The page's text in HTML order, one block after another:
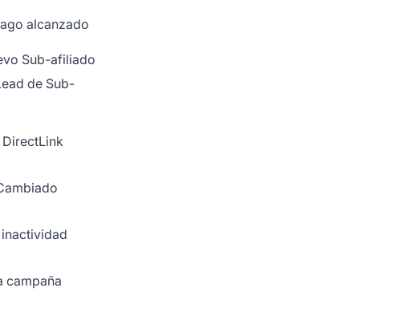
alcanzado
Sub-afiliado
de Sub-
campaña